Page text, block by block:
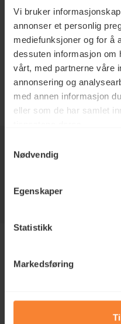
Vi bruker
annonser et personlig
mediefunksjoner og for å
dessuten informasjon om
vårt, med partnerne våre
annonsering og
med annen informasjon
eller som de har samlet
Nødvendig
Egenskaper
Statistikk
Markedsføring
Bestill gratis